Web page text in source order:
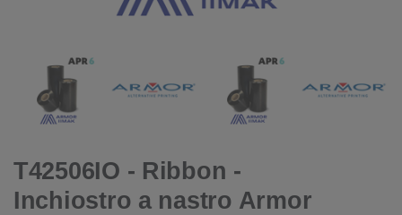
T42506IO - Ribbon -
Inchiostro a nastro Armor